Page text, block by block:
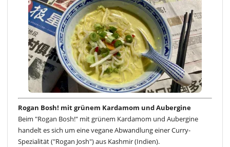
Rogan Bosh! mit grünem Kardamom und Aubergine
Beim "Rogan Bosh!" mit grünem Kardamom und Aubergine
handelt es sich um eine vegane Abwandlung einer Curry-
Spezialität ("Rogan Josh") aus Kashmir (Indien).